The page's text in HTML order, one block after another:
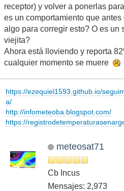
receptor) y volver a ponerlas
es un comportamiento que
algo para corregir esto? O es un
viejita?
Ahora está lloviendo y reporta
cualquier momento se muere
https://ezequiel1593.github.io/
a/
http://infometeoba.blogspot.com/
https://
meteosat71
Cb Incus
Mensajes: 2,973